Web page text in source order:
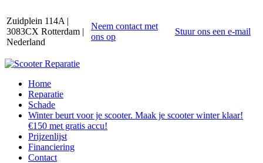
Zuidplein 114A |
3083CX Rotterdam |
Nederland
Neem contact met
ons op
Stuur ons een e-mail
Home
Reparatie
Schade
Winter beurt voor je scooter. Maak je scooter winter klaar!
€150 met gratis accu!
Prijzenlijst
Financiering
Contact